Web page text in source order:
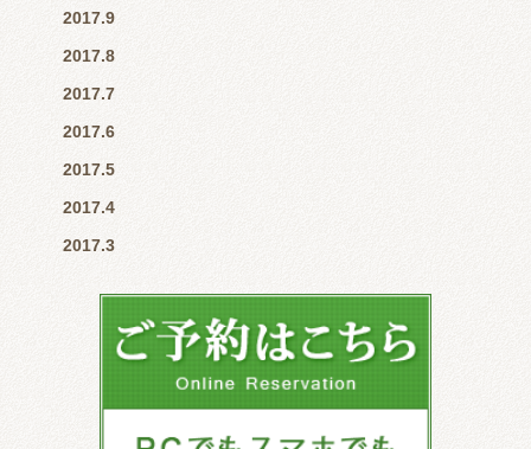
2017.9
2017.8
2017.7
2017.6
2017.5
2017.4
2017.3